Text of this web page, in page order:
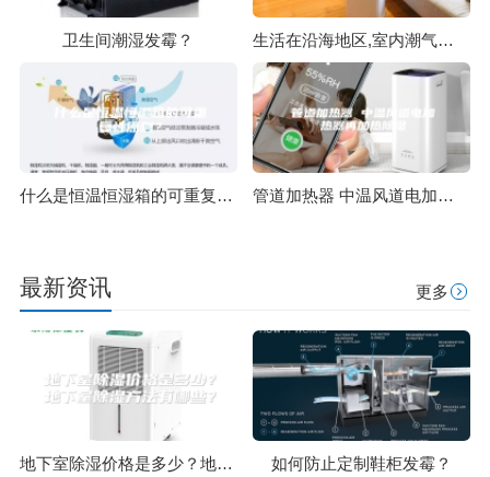
卫生间潮湿发霉？ 生活在沿海地区,室内潮气很重,请问如何防潮呢先谢谢了！
什么是恒温恒湿箱的可重复性原则？ 管道加热器 中温风道电加热器再加热除湿
最新资讯 更多
地下室除湿价格是多少？地下室除湿方法有哪些？ 如何防止定制鞋柜发霉？